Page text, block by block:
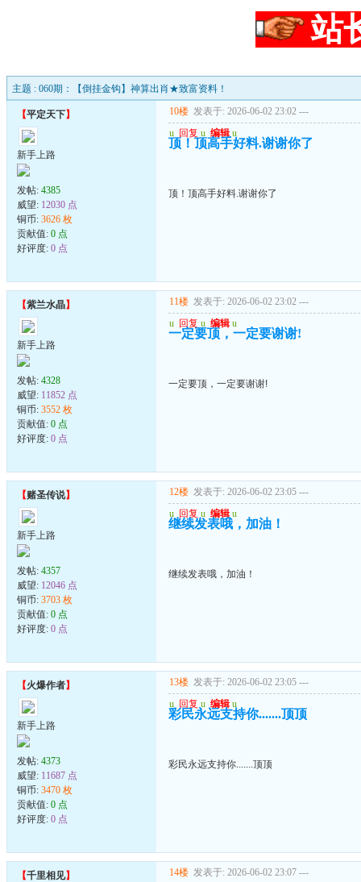
站
主题 : 060期：【倒挂金钩】神算出肖★致富资料！
【平定天下】
新手上路
发帖: 4385
威望: 12030 点
铜币: 3626 枚
贡献值: 0 点
好评度: 0 点
10楼 发表于: 2026-06-02 23:02 ---
u 回复 u 编辑 u
顶！顶高手好料.谢谢你了
顶！顶高手好料.谢谢你了
【紫兰水晶】
新手上路
发帖: 4328
威望: 11852 点
铜币: 3552 枚
贡献值: 0 点
好评度: 0 点
11楼 发表于: 2026-06-02 23:02 ---
u 回复 u 编辑 u
一定要顶，一定要谢谢!
一定要顶，一定要谢谢!
【赌圣传说】
新手上路
发帖: 4357
威望: 12046 点
铜币: 3703 枚
贡献值: 0 点
好评度: 0 点
12楼 发表于: 2026-06-02 23:05 ---
u 回复 u 编辑 u
继续发表哦，加油！
继续发表哦，加油！
【火爆作者】
新手上路
发帖: 4373
威望: 11687 点
铜币: 3470 枚
贡献值: 0 点
好评度: 0 点
13楼 发表于: 2026-06-02 23:05 ---
u 回复 u 编辑 u
彩民永远支持你.......顶顶
彩民永远支持你.......顶顶
【千里相见】 14楼 发表于: 2026-06-02 23:07 ---